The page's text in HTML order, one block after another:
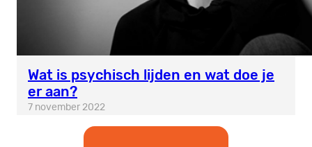
Wat is psychisch lijden en wat doe je
er aan?
7 november 2022